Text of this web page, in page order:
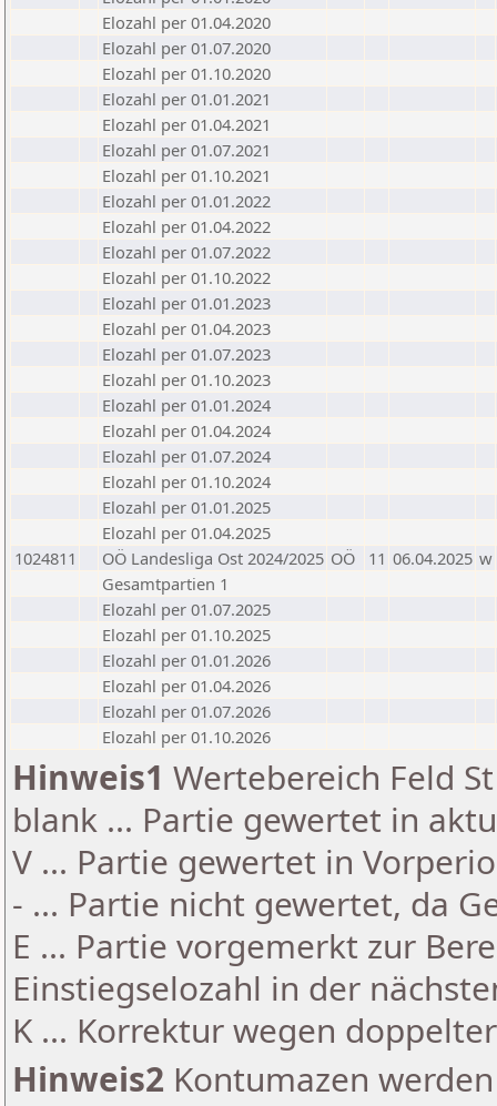
Elozahl per 01.04.2020
Elozahl per 01.07.2020
Elozahl per 01.10.2020
Elozahl per 01.01.2021
Elozahl per 01.04.2021
Elozahl per 01.07.2021
Elozahl per 01.10.2021
Elozahl per 01.01.2022
Elozahl per 01.04.2022
Elozahl per 01.07.2022
Elozahl per 01.10.2022
Elozahl per 01.01.2023
Elozahl per 01.04.2023
Elozahl per 01.07.2023
Elozahl per 01.10.2023
Elozahl per 01.01.2024
Elozahl per 01.04.2024
Elozahl per 01.07.2024
Elozahl per 01.10.2024
Elozahl per 01.01.2025
Elozahl per 01.04.2025
1024811
OÖ Landesliga Ost 2024/2025 OÖ 11 06.04.2025 w
Gesamtpartien 1
Elozahl per 01.07.2025
Elozahl per 01.10.2025
Elozahl per 01.01.2026
Elozahl per 01.04.2026
Elozahl per 01.07.2026
Elozahl per 01.10.2026
Hinweis1 Wertebereich Feld
blank ... Partie gewertet in
V ... Partie gewertet in
- ... Partie nicht gewertet, da
E ... Partie vorgemerkt zur
Einstiegselozahl in der
K ... Korrektur wegen
Hinweis2 Kontumazen